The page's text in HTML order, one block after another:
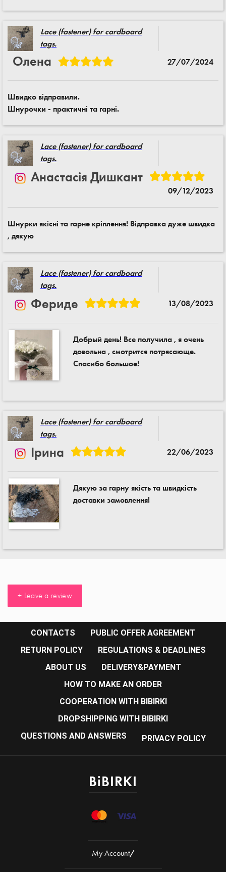
Lace (fastener) for cardboard
tags.
Олена 27/07/2024
Швидко відправили.
Шнурочки - практичні та гарні.
Lace (fastener) for cardboard
tags.
Анастасія Дишкант
09/12/2023
Шнурки якісні та гарне кріплення! Відправка дуже швидка
, дякую
Lace (fastener) for cardboard
tags.
Фериде 13/08/2023
Добрый день! Все получила , я очень
довольна , смотрится потрясающе.
Спасибо большое!
Lace (fastener) for cardboard
tags.
Ірина 22/06/2023
Дякую за гарну якість та швидкість
доставки замовлення!
+ Leave a review
CONTACTS
PUBLIC OFFER AGREEMENT
RETURN POLICY
REGULATIONS & DEADLINES
ABOUT US
DELIVERY&PAYMENT
HOW TO MAKE AN ORDER
COOPERATION WITH BIBIRKI
DROPSHIPPING WITH BIBIRKI
QUESTIONS AND ANSWERS
PRIVACY POLICY
BiBIRKI
My Account/